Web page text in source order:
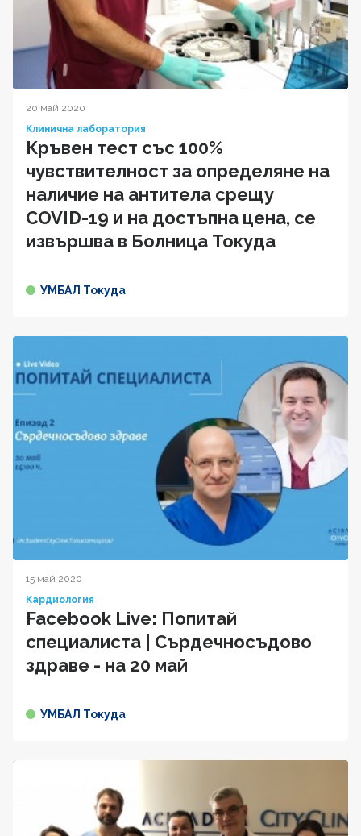
20 май 2020
Клинична лаборатория
Кръвен тест със 100%
чувствителност за определяне на
наличие на антитела срещу
COVID-19 и на достъпна цена, се
извършва в Болница Токуда
УМБАЛ Токуда
15 май 2020
Кардиология
Facebook Live: Попитай
специалиста | Сърдечносъдово
здраве - на 20 май
УМБАЛ Токуда